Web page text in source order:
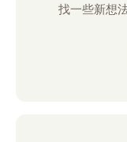
找一些新想